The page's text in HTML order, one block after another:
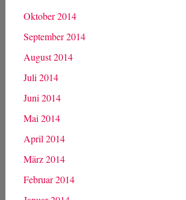
Oktober 2014
September 2014
August 2014
Juli 2014
Juni 2014
Mai 2014
April 2014
März 2014
Februar 2014